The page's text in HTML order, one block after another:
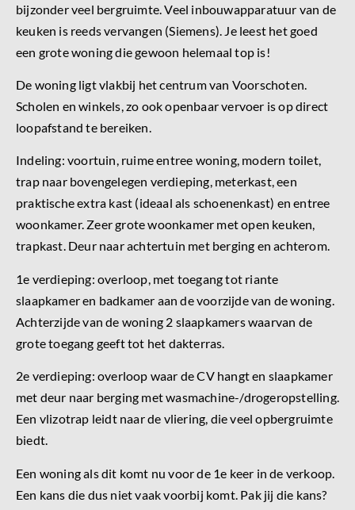
bijzonder veel bergruimte. Veel inbouwapparatuur van de
keuken is reeds vervangen (Siemens). Je leest het goed
een grote woning die gewoon helemaal top is!
De woning ligt vlakbij het centrum van Voorschoten.
Scholen en winkels, zo ook openbaar vervoer is op direct
loopafstand te bereiken.
Indeling: voortuin, ruime entree woning, modern toilet,
trap naar bovengelegen verdieping, meterkast, een
praktische extra kast (ideaal als schoenenkast) en entree
woonkamer. Zeer grote woonkamer met open keuken,
trapkast. Deur naar achtertuin met berging en achterom.
1e verdieping: overloop, met toegang tot riante
slaapkamer en badkamer aan de voorzijde van de woning.
Achterzijde van de woning 2 slaapkamers waarvan de
grote toegang geeft tot het dakterras.
2e verdieping: overloop waar de CV hangt en slaapkamer
met deur naar berging met wasmachine-/drogeropstelling.
Een vlizotrap leidt naar de vliering, die veel opbergruimte
biedt.
Een woning als dit komt nu voor de 1e keer in de verkoop.
Een kans die dus niet vaak voorbij komt. Pak jij die kans?